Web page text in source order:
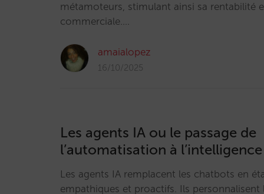
métamoteurs, stimulant ainsi sa rentabilité
commerciale.…
amaialopez
16/10/2025
Les agents IA ou le passage de
l’automatisation à l’intelligence
Les agents IA remplacent les chatbots en
empathiques et proactifs. Ils personnalisent